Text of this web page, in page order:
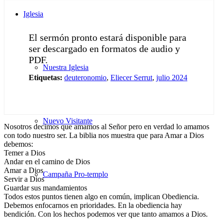
Iglesia
Nuestra Iglesia
Nuevo Visitante
Campaña Pro-templo
El sermón pronto estará disponible para
ser descargado en formatos de audio y
PDF.
Etiquetas: deuteronomio, Eliecer Serrut, julio 2024
Nosotros decimos que amamos al Señor pero en verdad lo amamos
con todo nuestro ser. La biblia nos muestra que para Amar a Dios
debemos:
Temer a Dios
Andar en el camino de Dios
Amar a Dios
Servir a Dios
Guardar sus mandamientos
Todos estos puntos tienen algo en común, implican Obediencia.
Debemos enfocarnos en prioridades. En la obediencia hay
bendición. Con los hechos podemos ver que tanto amamos a Dios.